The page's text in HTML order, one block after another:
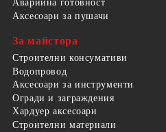
Аварийна готовност
Аксесоари за пушачи
За майстора
Строителни консумативи
Водопровод
Аксесоари за инструменти
Огради и заграждения
Хардуер аксесоари
Строителни материали